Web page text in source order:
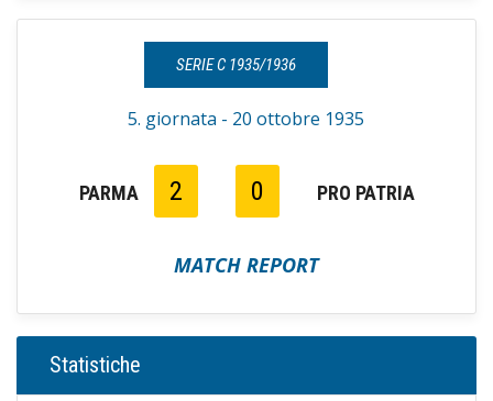
SERIE C 1935/1936
5. giornata - 20 ottobre 1935
PARMA 2 0 PRO PATRIA
MATCH REPORT
Statistiche